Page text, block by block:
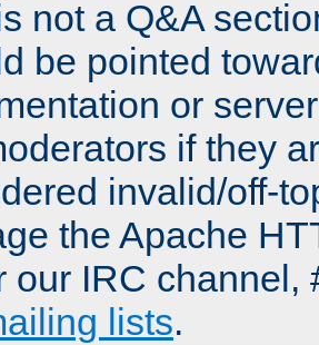
not a Q&A
be pointed
or
if they
invalid/off-
the Apache
our IRC channel,
lists.